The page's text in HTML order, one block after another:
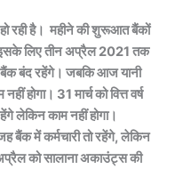
हो रही है। महीने की शुरूआत बैंकों
लिए तीन अप्रैल 2021 तक
बंद रहेंगे। जबकि आज यानी
होगा। 31 मार्च को वित्त वर्ष
लेकिन काम नहीं होगा।
बैंक में कर्मचारी तो रहेंगे, लेकिन
को सालाना अकाउंट्स की